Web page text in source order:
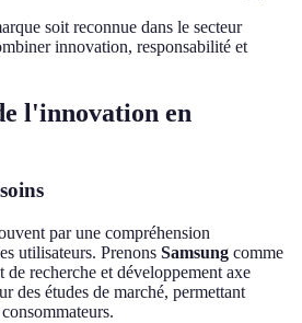
soit reconnue dans le secteur
innovation, responsabilité et
l'innovation en
par une compréhension
utilisateurs. Prenons Samsung comme
de recherche et développement axe
des études de marché, permettant